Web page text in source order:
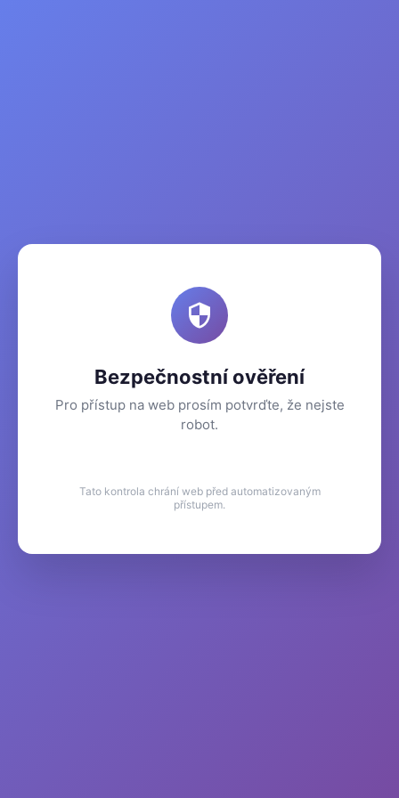
Bezpečnostní ověření
Pro přístup na web prosím potvrďte, že nejste
robot.
Tato kontrola chrání web před automatizovaným
přístupem.